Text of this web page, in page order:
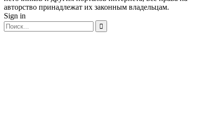
авторство принадлежат их законным владельцам.
Sign in